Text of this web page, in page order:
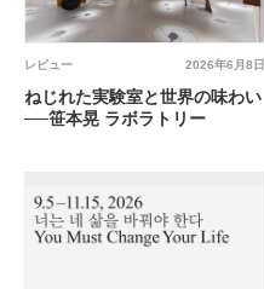
2026年6月8日
レビュー
ねじれた実験室と世界の味わい
──笹本晃 ラボラトリー